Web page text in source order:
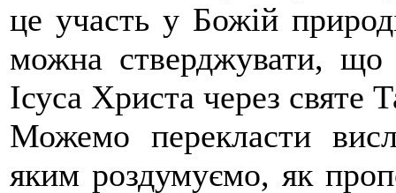
це участь у Божій
можна стверджувати,
Ісуса Христа через святе
Можемо перекласти
яким роздумуємо, як